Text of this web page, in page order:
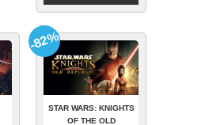
STAR WARS: KNIGHTS
OF THE OLD
-82%